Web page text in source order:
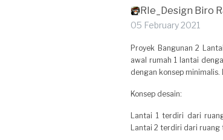
RIe_Design Biro
05 February 2021
Proyek Bangunan 2
awal rumah 1 lantai
dengan konsep minimalis.
Konsep desain:
Lantai 1 terdiri dari
Lantai 2 terdiri dari ruang